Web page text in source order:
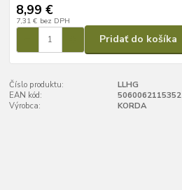
8,99 €
7,31 € bez DPH
Pridať do košíka
Číslo produktu:
LLHG
EAN kód:
5060062115352
Výrobca:
KORDA